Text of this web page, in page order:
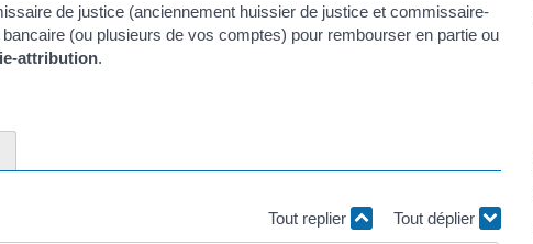
de justice (anciennement huissier de justice et commissaire-
(ou plusieurs de vos comptes) pour rembourser en partie ou
attribution.
Tout replier Tout déplier